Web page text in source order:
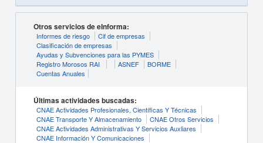
Otros servicios de eInforma:
Informes de riesgo
Cif de empresas
Clasificación de empresas
Ayudas y Subvenciones para las PYMES
Registro Morosos RAI
ASNEF
BORME
Cuentas Anuales
Últimas actividades buscadas:
CNAE Actividades Profesionales, Científicas Y Técnicas
CNAE Transporte Y Almacenamiento
CNAE Otros Servicios
CNAE Actividades Administrativas Y Servicios Auxliares
CNAE Información Y Comunicaciones